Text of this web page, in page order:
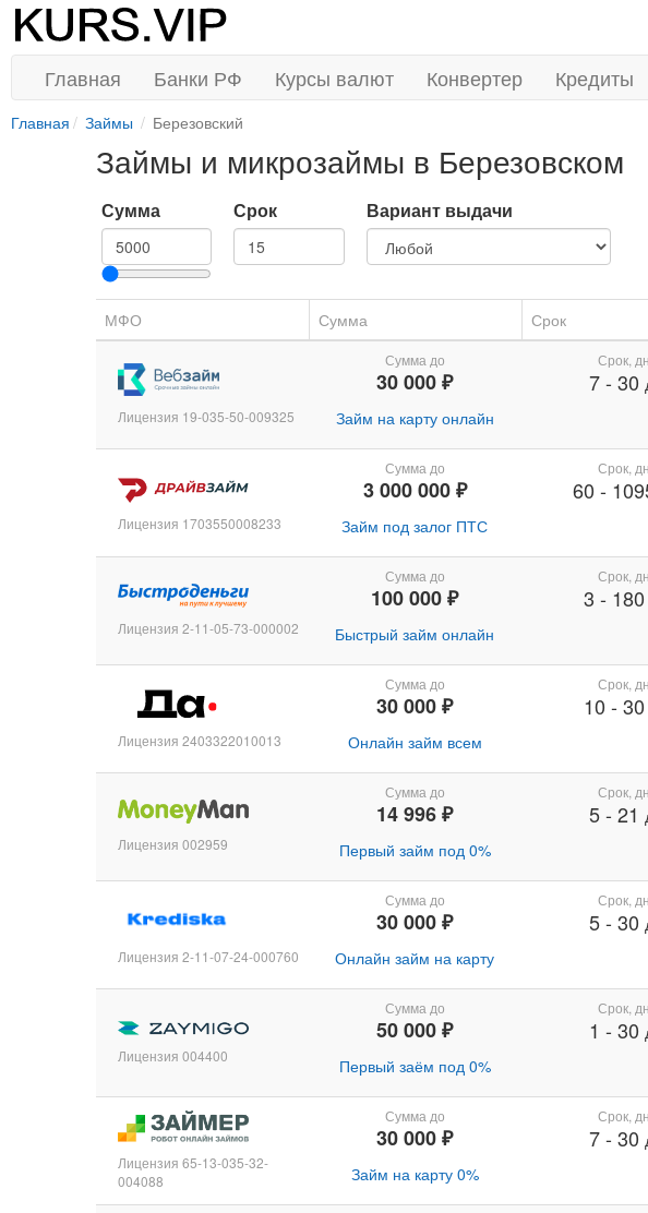
Главная Банки РФ Курсы валют Конвертер Кредиты
Главная Займы Березовский
Займы и микрозаймы в Березовском
Сумма Срок Вариант выдачи
МФО Сумма Срок
Лицензия 19-035-50-009325
Сумма до
30 000 ₽
Займ на карту онлайн
Срок,
7- 30
Лицензия 1703550008233
Сумма до
3 000 000 ₽
Займ под залог ПТС
Срок,
60 -
Лицензия 2-11-05-73-000002
Сумма до
100 000 ₽
Быстрый займ онлайн
Срок,
3 - 180
Лицензия 2403322010013
Сумма до
30 000 ₽
Онлайн займ всем
Срок,
10 - 30
Лицензия 002959
Сумма до
14 996 ₽
Первый займ под 0%
Срок,
5- 21
Лицензия 2-11-07-24-000760
Сумма до
30 000 ₽
Онлайн займ на карту
Срок,
5- 30
Лицензия 004400
Сумма до
50 000 ₽
Первый заём под 0%
Срок,
1 - 30
Лицензия 65-13-035-32-
004088
Сумма до
30 000 ₽
Займ на карту 0%
Срок,
7- 30